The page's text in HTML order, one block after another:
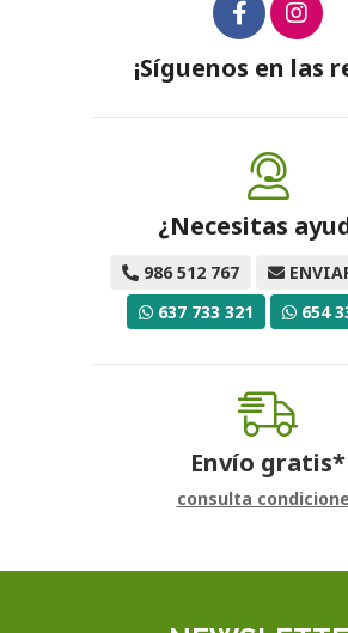
¡Síguenos en las
¿Necesitas
986 512 767
637 733 321
654
Envío gratis*
consulta